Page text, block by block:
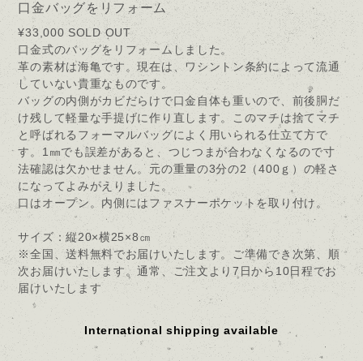
口金バッグをリフォーム
¥33,000 SOLD OUT
口金式のバッグをリフォームしました。
革の素材は海亀です。現在は、ワシントン条約によって流通
していない貴重なものです。
バッグの内側がカビだらけで口金自体も重いので、前後胴だ
け残して軽量な手提げに作り直します。このマチは捨てマチ
と呼ばれるフォーマルバッグによく用いられる仕立て方で
す。1㎜でも誤差があると、つじつまが合わなくなるので寸
法確認は欠かせません。元の重量の3分の2（400ｇ）の軽さ
になってよみがえりました。
口はオープン。内側にはファスナーポケットを取り付け。
サイズ：縦20×横25×8㎝
※全国、送料無料でお届けいたします。ご準備でき次第、順
次お届けいたします。通常、ご注文より7日から10日程でお
届けいたします
International shipping available